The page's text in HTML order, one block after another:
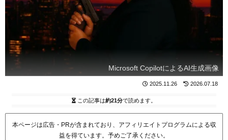
Microsoft CopilotによるAI生成画像
2025.11.26 2026.07.18
この記事は約21分で読めます。
本ページは広告・PRが含まれており、アフィリエイトプログラムによる収
益を得ています。予めご了承ください。